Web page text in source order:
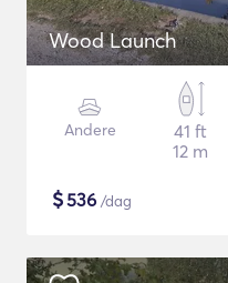
Wood Launch
Andere
41 ft
12 m
$536 /dag